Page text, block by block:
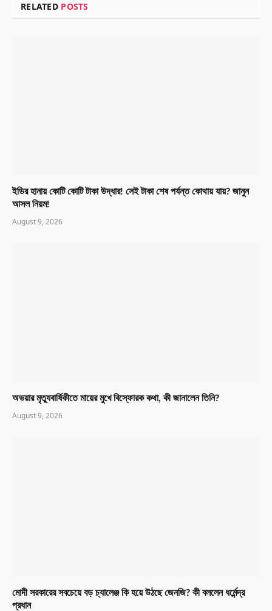
RELATED POSTS
ইডির হানায় কোটি কোটি টাকা উদ্ধার! সেই টাকা শেষ পর্যন্ত কোথায় যায়? জানুন
আসল নিয়ম!
August 9, 2026
অভয়ার মৃত্যুবার্ষিকীতে মায়ের মুখে বিস্ফোরক কথা, কী জানালেন তিনি?
August 9, 2026
মোদী সরকারের সবচেয়ে বড় চ্যালেঞ্জ কি হয়ে উঠছে জেনজি? কী বললেন ধর্মেন্দ্র
প্রধান